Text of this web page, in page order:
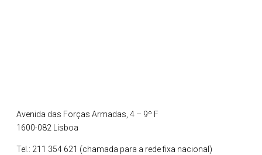
Avenida das Forças Armadas, 4 – 9º F
1600-082 Lisboa
Tel.: 211 354 621 (chamada para a rede fixa nacional)